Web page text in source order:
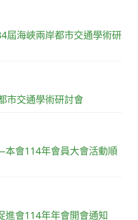
屆海峽兩岸都市交通學術研
市交通學術研討會
會114年會員大會活動順
進會114年年會開會通知